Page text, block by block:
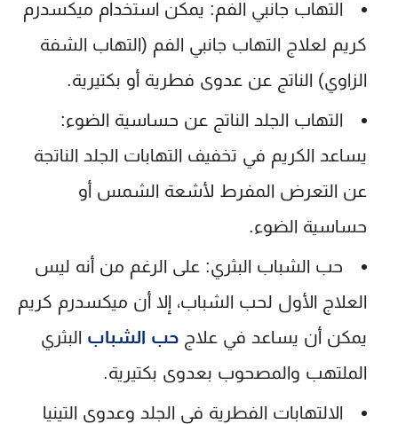
التهاب جانبي الفم: يمكن استخدام ميكسدرم
كريم لعلاج التهاب جانبي الفم (التهاب الشفة
الزاوي) الناتج عن عدوى فطرية أو بكتيرية.
التهاب الجلد الناتج عن حساسية الضوء:
يساعد الكريم في تخفيف التهابات الجلد الناتجة
عن التعرض المفرط لأشعة الشمس أو
حساسية الضوء.
حب الشباب البثري: على الرغم من أنه ليس
العلاج الأول لحب الشباب، إلا أن ميكسدرم كريم
يمكن أن يساعد في علاج حب الشباب البثري
الملتهب والمصحوب بعدوى بكتيرية.
الالتهابات الفطرية في الجلد وعدوى التينيا